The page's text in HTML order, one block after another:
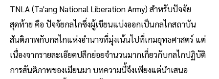
TNLA (Ta'ang National Liberation Army) สำหรับปัจจัย
สุดท้าย คือ ปัจจัยกลไกซึ่งผู้เขียนแบ่งออกเป็นกลไกสถาบัน
สันติภาพกับกลไกแห่งอำนาจที่มุ่งเน้นไปที่เกมยุทธศาสตร์ แต่
เนื่องจากรายละเอียดปลีกย่อยจำนวนมากเกี่ยวกับกลไกปฏิบัติ
การสันติภาพของเมียนมา บทความนี้จึงเพียงแต่นำเสนอ